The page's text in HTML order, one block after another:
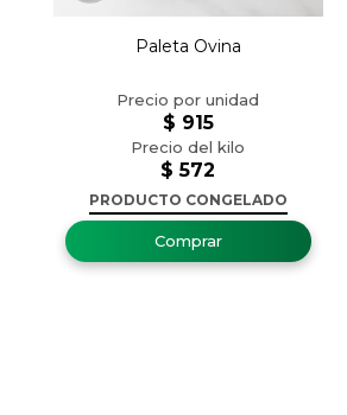
Paleta Ovina
$ 572
$ 915
PRODUCTO CONGELADO